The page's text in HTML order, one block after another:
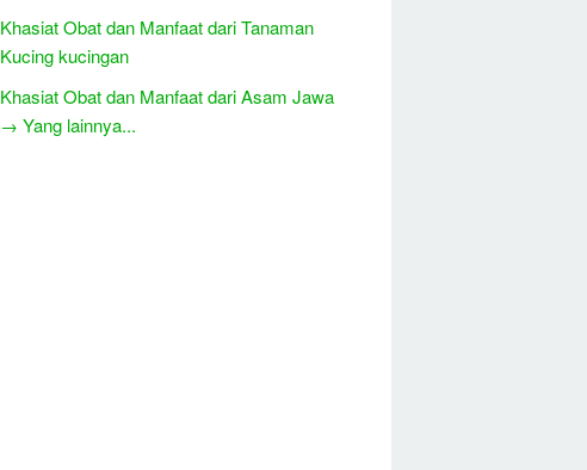
Khasiat Obat dan Manfaat dari Tanaman
Kucing kucingan
Khasiat Obat dan Manfaat dari Asam Jawa
→ Yang lainnya...